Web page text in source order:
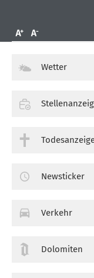
Wetter
Newsticker
Verkehr
Dolomiten